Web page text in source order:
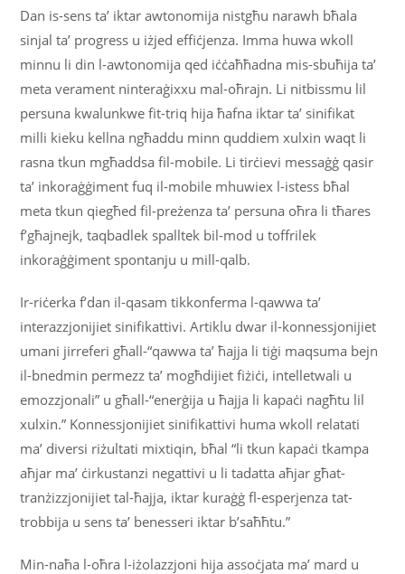
Dan is-sens ta’ iktar awtonomija nistgħu narawh bħala
sinjal ta’ progress u iżjed effiċjenza. Imma huwa wkoll
minnu li din l-awtonomija qed iċċaħħadna mis-sbuħija ta’
meta verament ninteraġixxu mal-oħrajn. Li nitbissmu lil
persuna kwalunkwe fit-triq hija ħafna iktar ta’ sinifikat
milli kieku kellna ngħaddu minn quddiem xulxin waqt li
rasna tkun mgħaddsa fil-mobile. Li tirċievi messaġġ qasir
ta’ inkoraġġiment fuq il-mobile mhuwiex l-istess bħal
meta tkun qiegħed fil-preżenza ta’ persuna oħra li tħares
f’għajnejk, taqbadlek spalltek bil-mod u toffrilek
inkoraġġiment spontanju u mill-qalb.
Ir-riċerka f’dan il-qasam tikkonferma l-qawwa ta’
interazzjonijiet sinifikattivi. Artiklu dwar il-konnessjonijiet
umani jirreferi għall-“qawwa ta’ ħajja li tiġi maqsuma bejn
il-bnedmin permezz ta’ mogħdijiet fiżiċi, intelletwali u
emozzjonali” u għall-“enerġija u ħajja li kapaċi nagħtu lil
xulxin.” Konnessjonijiet sinifikattivi huma wkoll relatati
ma’ diversi riżultati mixtiqin, bħal “li tkun kapaċi tkampa
aħjar ma’ ċirkustanzi negattivi u li tadatta aħjar għat-
tranżizzjonijiet tal-ħajja, iktar kuraġġ fl-esperjenza tat-
trobbija u sens ta’ benesseri iktar b’saħħtu.”
Min-naħa l-oħra l-iżolazzjoni hija assoċjata ma’ mard u